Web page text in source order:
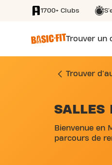
SKIP TO MAIN
1700+ Clubs
Trouver un
Trouver
SALLES
Bienvenue en
parcours de